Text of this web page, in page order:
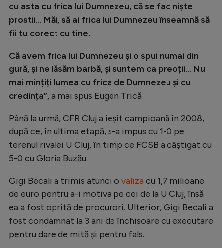
cu asta cu frica lui Dumnezeu, că se fac niște
prostii... Măi, să ai frica lui Dumnezeu înseamnă să
fii tu corect cu tine.
Că avem frica lui Dumnezeu și o spui numai din
gură, și ne lăsăm barbă, și suntem ca preoții... Nu
mai mințiți lumea cu frica de Dumnezeu și cu
credința”,a mai spus Eugen Trică
Până la urmă, CFR Cluj a ieșit campioană în 2008,
după ce, în ultima etapă, s-a impus cu 1-0 pe
terenul rivalei U Cluj, în timp ce FCSB a câștigat cu
5-0 cu Gloria Buzău.
Gigi Becali a trimis atunci o valiza cu 1,7 milioane
de euro pentru a-i motiva pe cei de la U Cluj, însă
ea a fost oprită de procurori. Ulterior, Gigi Becali a
fost condamnat la 3 ani de închisoare cu executare
pentru dare de mită și pentru fals.